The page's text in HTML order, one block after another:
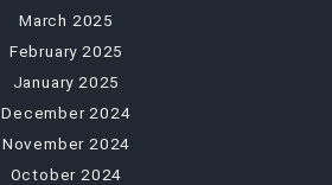
March 2025
February 2025
January 2025
December 2024
November 2024
October 2024